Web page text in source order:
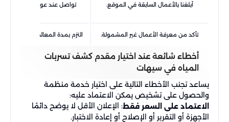
أبلغنا بالأعمال السابقة في الموقع.
تواصل عند عودة المؤشر أو
تأكد من معرفة الأعمال غير المشمولة. التزم بمدة المعالجة قبل إعادة
أخطاء شائعة عند اختيار مقدم كشف تسربات
المياه في سيهات
يساعد تجنب الأخطاء التالية على اختيار خدمة منظمة
والحصول على تشخيص يمكن الاعتماد عليه:
الاعتماد على السعر فقط: الإعلان الأقل لا يوضح دائمًا
الأجهزة أو التقرير أو الإصلاح أو إعادة الاختبار.